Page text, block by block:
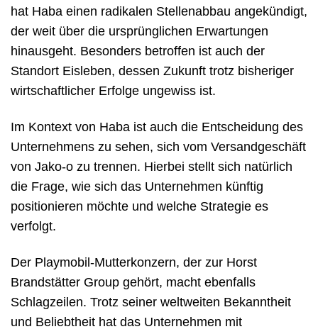
hat Haba einen radikalen Stellenabbau angekündigt,
der weit über die ursprünglichen Erwartungen
hinausgeht. Besonders betroffen ist auch der
Standort Eisleben, dessen Zukunft trotz bisheriger
wirtschaftlicher Erfolge ungewiss ist.
Im Kontext von Haba ist auch die Entscheidung des
Unternehmens zu sehen, sich vom Versandgeschäft
von Jako-o zu trennen. Hierbei stellt sich natürlich
die Frage, wie sich das Unternehmen künftig
positionieren möchte und welche Strategie es
verfolgt.
Der Playmobil-Mutterkonzern, der zur Horst
Brandstätter Group gehört, macht ebenfalls
Schlagzeilen. Trotz seiner weltweiten Bekanntheit
und Beliebtheit hat das Unternehmen mit